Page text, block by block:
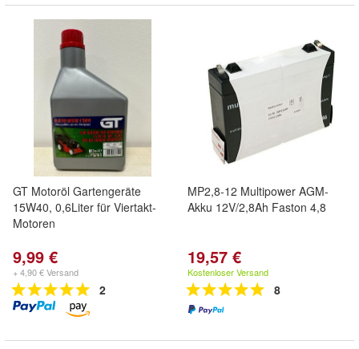
GT Motoröl Gartengeräte
15W40, 0,6Liter für Viertakt-
Motoren
9,99 €
+ 4,90 € Versand
2
MP2,8-12 Multipower AGM-
Akku 12V/2,8Ah Faston 4,8
19,57 €
Kostenloser Versand
8